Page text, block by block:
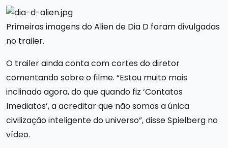
Primeiras imagens do Alien de Dia D foram divulgadas
no trailer.
O trailer ainda conta com cortes do diretor
comentando sobre o filme. “Estou muito mais
inclinado agora, do que quando fiz ‘Contatos
Imediatos’, a acreditar que não somos a única
civilização inteligente do universo”, disse Spielberg no
vídeo.